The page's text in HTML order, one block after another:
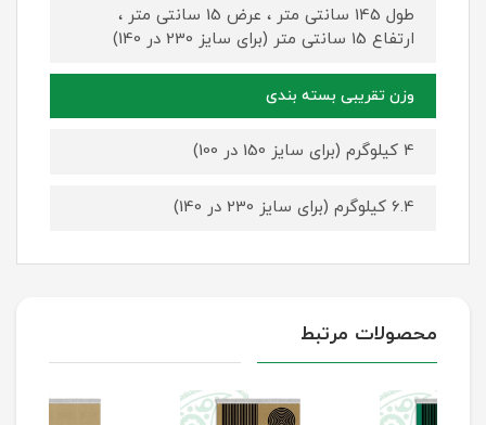
طول 145 سانتی متر ، عرض 15 سانتی متر ،
ارتفاع 15 سانتی متر (برای سایز 230 در 140)
وزن تقریبی بسته بندی
4 کیلوگرم (برای سایز 150 در 100)
6.4 کیلوگرم (برای سایز 230 در 140)
محصولات مرتبط